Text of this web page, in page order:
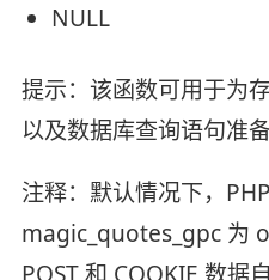
NULL
提示：该函数可用于为
以及数据库查询语句准
注释：默认情况下，
magic_quotes_gpc 为